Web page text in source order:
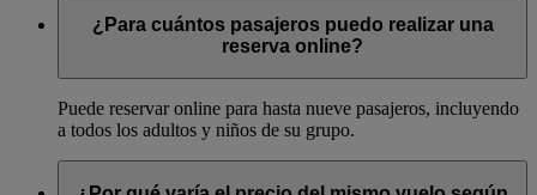
¿Para cuántos pasajeros puedo realizar una
reserva online?
Puede reservar online para hasta nueve pasajeros, incluyendo
a todos los adultos y niños de su grupo.